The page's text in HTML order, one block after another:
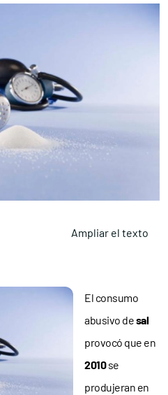
Ampliar el texto
El consumo
abusivo desal
provocó que en
2010se
produjeran en